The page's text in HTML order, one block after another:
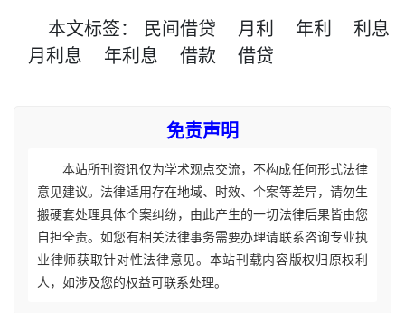
本文标签： 民间借贷 月利 年利
利息
月利息
年利息 借款 借贷
免责声明
本站所刊资讯仅为学术观点交流，不构成任何形式法律
意见建议。法律适用存在地域、时效、个案等差异，请勿生
搬硬套处理具体个案纠纷，由此产生的一切法律后果皆由您
自担全责。如您有相关法律事务需要办理请联系咨询专业执
业律师获取针对性法律意见。本站刊载内容版权归原权利
人，如涉及您的权益可联系处理。